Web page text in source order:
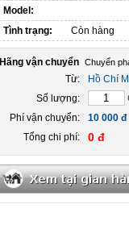
Model:
Tình trạng:
Còn hàng
Hãng vận chuyển
Từ:
Hồ Chí
Số lượng:
Phí vận chuyển:
10 000 đ
Tổng chi phí:
0 đ